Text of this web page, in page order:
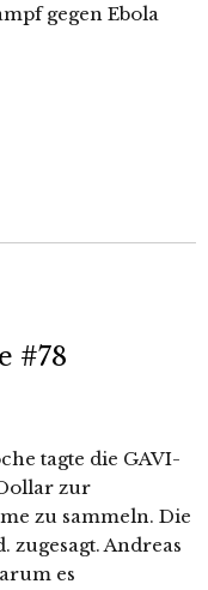
gegen Ebola
#78
tagte die GAVI-
zur
zu sammeln. Die
zugesagt. Andreas
es